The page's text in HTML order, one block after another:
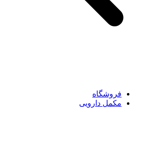
فروشگاه
مکمل دارویی